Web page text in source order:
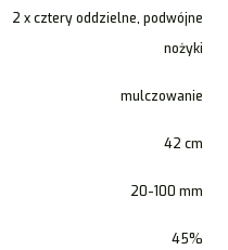
2 x cztery oddzielne, podwójne
nożyki
mulczowanie
42 cm
20-100 mm
45%